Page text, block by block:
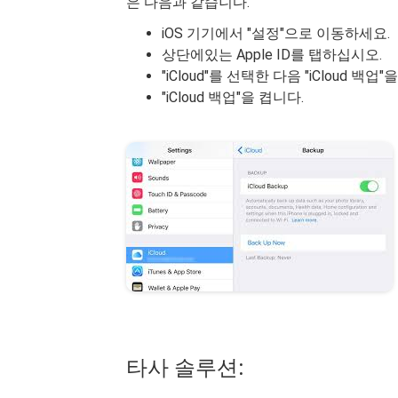
iOS 기기에서 "설정"으로 이동하세요.
상단에있는 Apple ID를 탭하십시오.
"iCloud"를 선택한 다음 "iCloud 백업"
"iCloud 백업"을 켭니다.
타사 솔루션: